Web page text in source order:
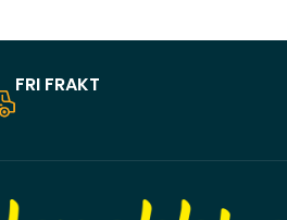
FRI FRAKT